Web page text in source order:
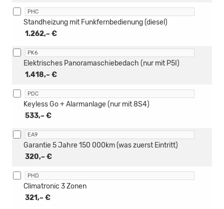
PHC
1.262,– €
Standheizung mit Funkfernbedienung (diesel)
PK6
1.418,– €
Elektrisches Panoramaschiebedach (nur mit P5I)
PDC
533,– €
Keyless Go + Alarmanlage (nur mit 8S4)
EA9
320,– €
Garantie 5 Jahre 150 000km (was zuerst Eintritt)
PHD
321,– €
Climatronic 3 Zonen